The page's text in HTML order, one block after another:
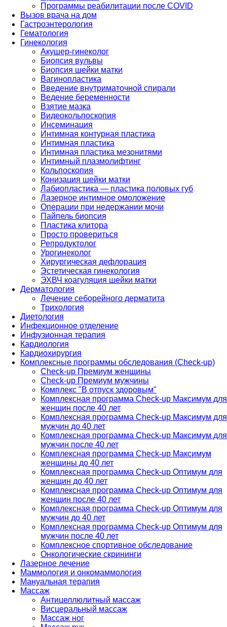
Программы реабилитации после СOVID
Вызов врача на дом
Гастроэнтерология
Гематология
Гинекология
Акушер-гинеколог
Биопсия вульвы
Биопсия шейки матки
Вагинопластика
Введение внутриматочной спирали
Ведение беременности
Взятие мазка
Видеокольпоскопия
Инсеминация
Интимная контурная пластика
Интимная пластика
Интимная пластика мезонитями
Интимный плазмолифтинг
Кольпоскопия
Конизация шейки матки
Лабиопластика — пластика половых губ
Лазерное интимное омоложение
Операции при недержании мочи
Пайпель биопсия
Пластика клитора
Просто провериться
Репродуктолог
Урогинеколог
Хирургическая дефлорация
Эстетическая гинекология
ЭХВЧ коагуляция шейки матки
Дерматология
Лечение себорейного дерматита
Трихология
Диетология
Инфекционное отделение
Инфузионная терапия
Кардиология
Кардиохирургия
Комплексные программы обследования (Check-up)
Check-up Премиум женщины
Check-up Премиум мужчины
Комплекс "В отпуск здоровым"
Комплексная программа Check-up Максимум для
женщин после 40 лет
Комплексная программа Check-up Максимум для
мужчин до 40 лет
Комплексная программа Check-up Максимум для
мужчин после 40 лет
Комплексная программа Check-up Максимум
женщины до 40 лет
Комплексная программа Check-up Оптимум для
женщин до 40 лет
Комплексная программа Check-up Оптимум для
женщин после 40 лет
Комплексная программа Check-up Оптимум для
мужчин до 40 лет
Комплексная программа Check-up Оптимум для
мужчин после 40 лет
Комплексное спортивное обследование
Онкологические скрининги
Лазерное лечение
Маммология и онкомаммология
Мануальная терапия
Массаж
Антицеллюлитный массаж
Висцеральный массаж
Массаж ног